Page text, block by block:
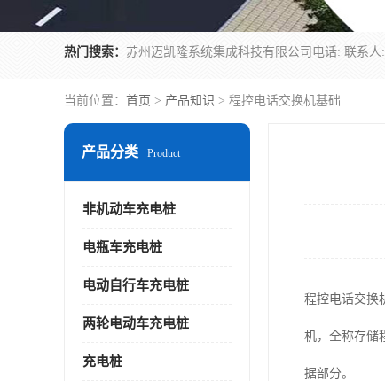
热门搜索：
当前位置： 首页 > 产品知识 > 程控电话交换机基础
产品分类 Product
非机动车充电桩
电瓶车充电桩
电动自行车充电桩
两轮电动车充电桩
充电桩
程控电话交换
机，全称存储
据部分。